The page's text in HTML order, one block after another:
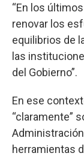
“En los
renovar los
equilibrios de
las
del Gobierno”.
En ese
“claramente”
herramientas